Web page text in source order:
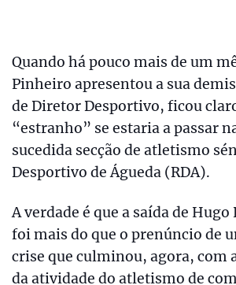
Quando há pouco mais de um
Pinheiro apresentou a sua
de Diretor Desportivo, ficou
“estranho” se estaria a passar
sucedida secção de atletismo
Desportivo de Águeda (RDA).
A verdade é que a saída de
foi mais do que o prenúncio de
crise que culminou, agora, com
da atividade do atletismo de